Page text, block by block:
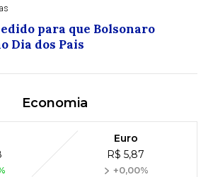
para que Bolsonaro
Dia dos Pais
Economia
Euro
R$ 5,87
+0,00%